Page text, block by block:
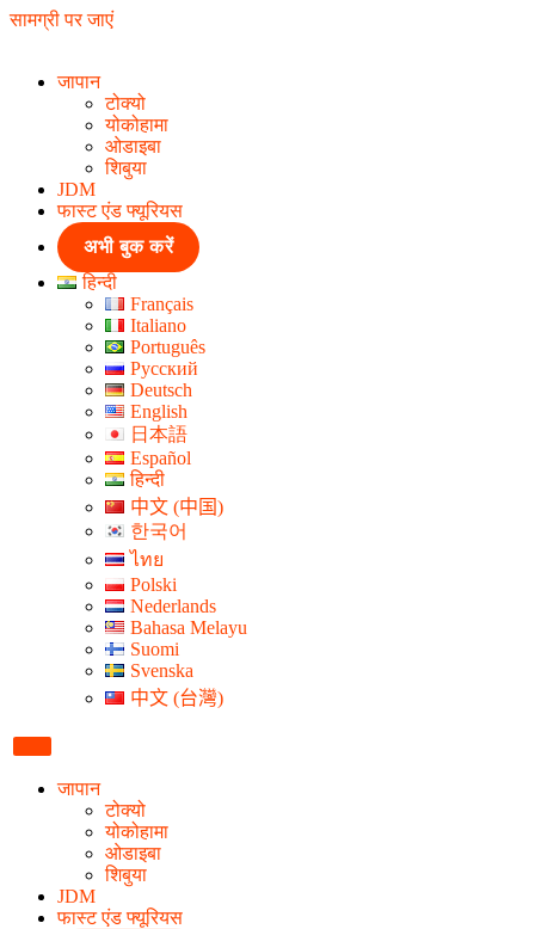
सामग्री पर जाएं
जापान
टोक्यो
योकोहामा
ओडाइबा
शिबुया
JDM
फास्ट एंड फ्यूरियस
अभी बुक करें
हिन्दी
Français
Italiano
Português
Русский
Deutsch
English
日本語
Español
हिन्दी
中文 (中国)
한국어
ไทย
Polski
Nederlands
Bahasa Melayu
Suomi
Svenska
中文 (台灣)
जापान
टोक्यो
योकोहामा
ओडाइबा
शिबुया
JDM
फास्ट एंड फ्यूरियस